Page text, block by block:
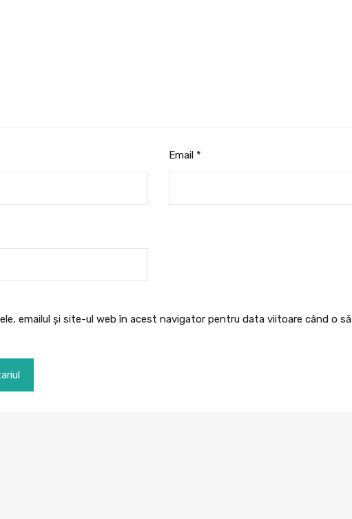
Email *
emailul și site-ul web în acest navigator pentru data viitoare când o să